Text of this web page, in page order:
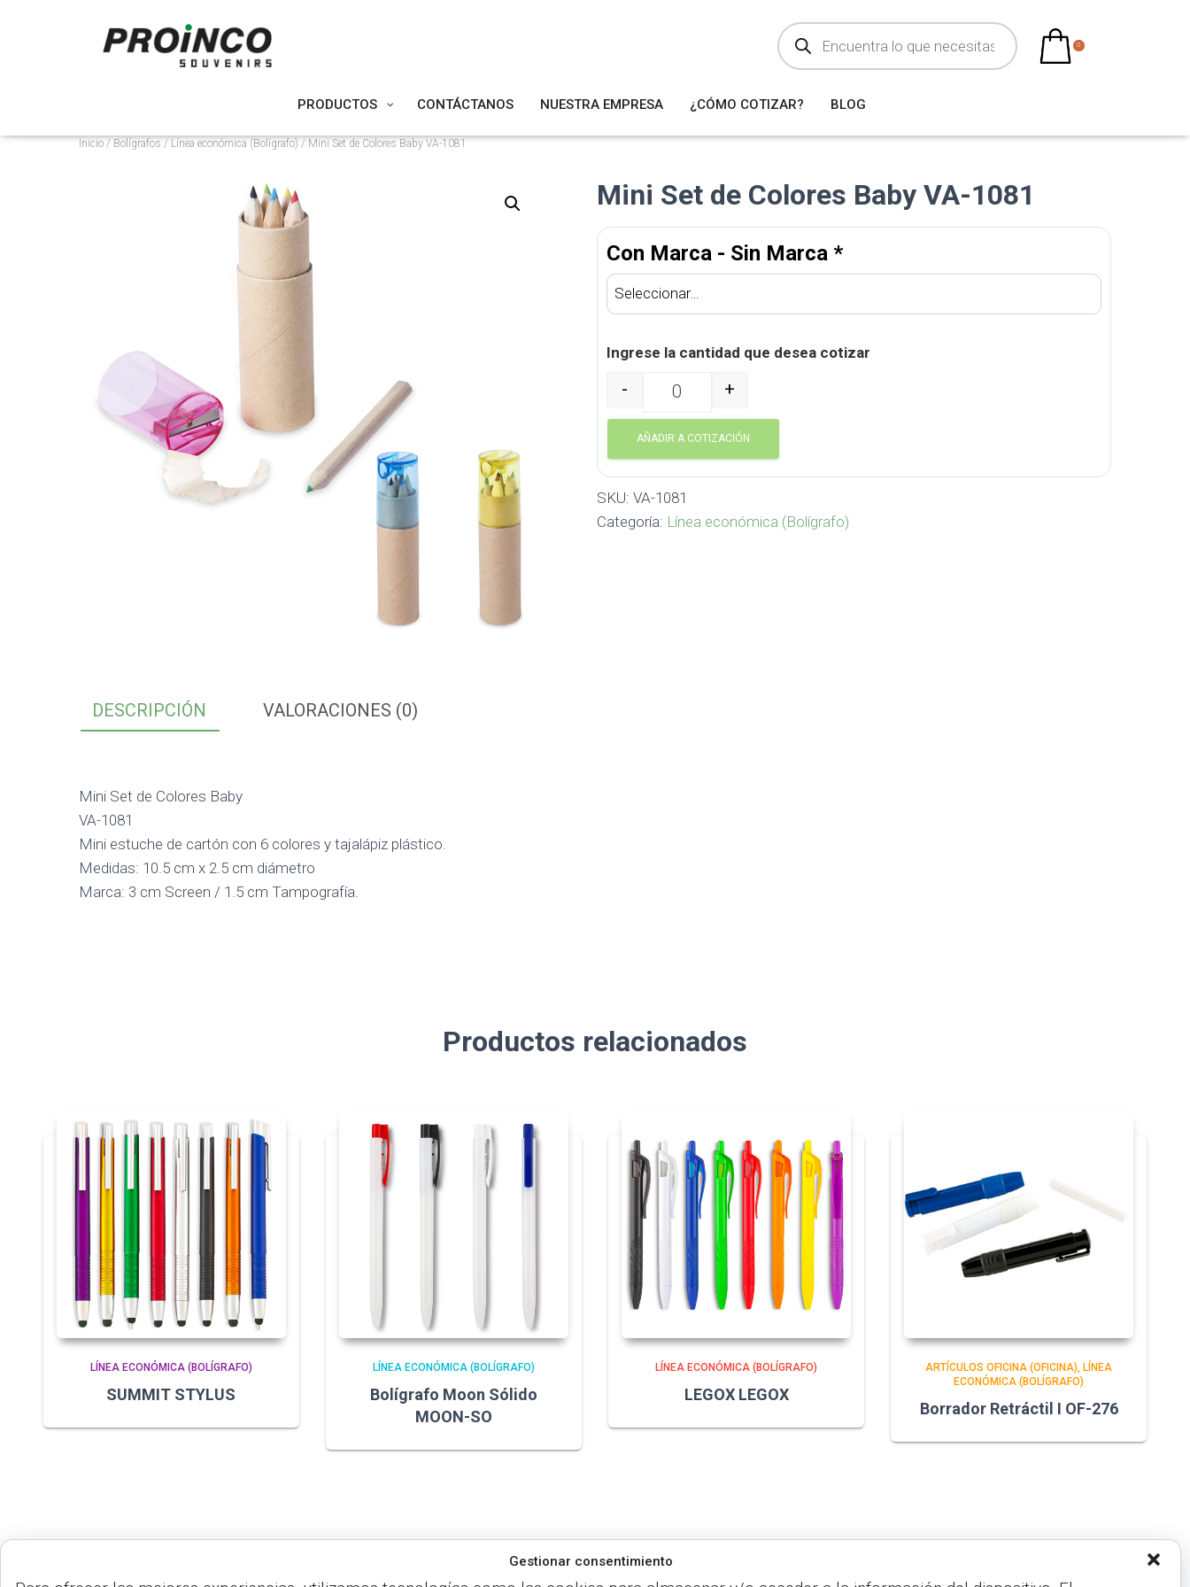
Gestionar consentimiento
ú
q
a
d
t
o
0
PRODUCTOS CONTÁCTANOS NUESTRA EMPRESA ¿CÓMO COTIZAR? BLOG
Inicio/ Bolígrafos / Línea económica (Bolígrafo) / Mini Set de Colores Baby VA-1081
Mini Set de Colores Baby VA-1081
Con Marca - Sin Marca *
Ingrese la cantidad que desea cotizar
Mini Set de Colores Baby VA-1081 cantidad
- +
AÑADIR A COTIZACIÓN
SKU: VA-1081
Categoría: Línea económica (Bolígrafo)
DESCRIPCIÓN VALORACIONES (0)
Mini Set de Colores Baby
VA-1081
Mini estuche de cartón con 6 colores y tajalápiz plástico.
Medidas: 10.5 cm x 2.5 cm diámetro
Marca: 3 cm Screen / 1.5 cm Tampografía.
Productos relacionados
LÍNEA ECONÓMICA (BOLÍGRAFO)
SUMMIT STYLUS
LÍNEA ECONÓMICA (BOLÍGRAFO)
Bolígrafo Moon Sólido
MOON-SO
LÍNEA ECONÓMICA (BOLÍGRAFO)
LEGOX LEGOX
ARTÍCULOS OFICINA (OFICINA) LÍNEA
ECONÓMICA (BOLÍGRAFO)
Borrador Retráctil I OF-276